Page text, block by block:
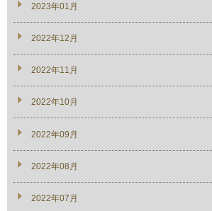
2023年01月
2022年12月
2022年11月
2022年10月
2022年09月
2022年08月
2022年07月